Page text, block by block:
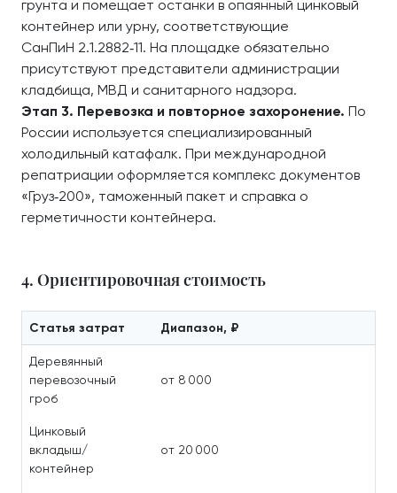
грунта и помещает останки в опаянный цинковый
контейнер или урну, соответствующие
СанПиН 2.1.2882‑11. На площадке обязательно
присутствуют представители администрации
кладбища, МВД и санитарного надзора.
Этап 3. Перевозка и повторное захоронение. По
России используется специализированный
холодильный катафалк. При международной
репатриации оформляется комплекс документов
«Груз‑200», таможенный пакет и справка о
герметичности контейнера.
4. Ориентировочная стоимость
Статья затрат Диапазон, ₽
Деревянный
перевозочный
гроб
от 8 000
Цинковый
вкладыш/
контейнер
от 20 000